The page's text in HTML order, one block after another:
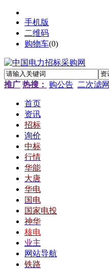
手机版
二维码
购物车(0)
推广 热搜： 购公告 二次滤网
首页
资讯
招标
询价
中标
行情
华能
大唐
华电
国电
国家电投
神华
核电
业主
网站导航
铁路